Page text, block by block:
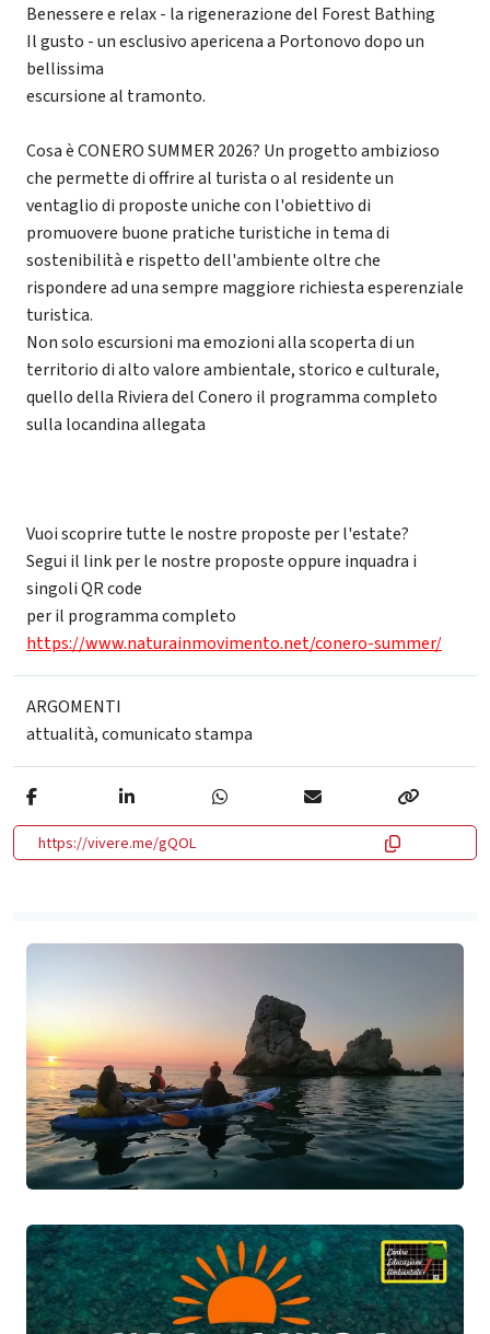
Benessere e relax - la rigenerazione del Forest Bathing
Il gusto - un esclusivo apericena a Portonovo dopo un
bellissima
escursione al tramonto.
Cosa è CONERO SUMMER 2026? Un progetto ambizioso
che permette di offrire al turista o al residente un
ventaglio di proposte uniche con l'obiettivo di
promuovere buone pratiche turistiche in tema di
sostenibilità e rispetto dell'ambiente oltre che
rispondere ad una sempre maggiore richiesta esperenziale
turistica.
Non solo escursioni ma emozioni alla scoperta di un
territorio di alto valore ambientale, storico e culturale,
quello della Riviera del Conero il programma completo
sulla locandina allegata
Vuoi scoprire tutte le nostre proposte per l'estate?
Segui il link per le nostre proposte oppure inquadra i
singoli QR code
per il programma completo
https://www.naturainmovimento.net/conero-summer/
ARGOMENTI
attualità,comunicato stampa
https://vivere.me/gQOL